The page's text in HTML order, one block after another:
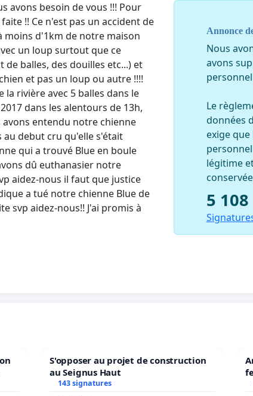
avons besoin de vous !!! Pour
!! Ce n'est pas un accident de
moins d'1km de notre maison
un loup surtout que ce
balles, des douilles etc...) et
et pas un loup ou autre !!!!
la rivière avec 5 balles dans le
dans les alentours de 13h,
entendu notre chienne
debut cru qu'elle s'était
qui a trouvé Blue en boule
dû euthanasier notre
aidez-nous il faut que justice
a tué notre chienne Blue de
svp aidez-nous!! J'ai promis à
Annonce
Nous
avons
Le
données
exige
légitime
5 108
S'opposer au projet de construction
au Seignus Haut
143 signatures